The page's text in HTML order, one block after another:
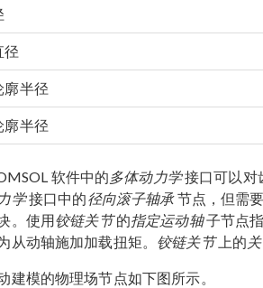
径
廓半径
廓半径
软件中的多体动力学接口可以对
学接口中的径向滚子轴承节点，但需
。使用铰链关节的指定运动轴子节点
从动轴施加加载扭矩。 铰链关节上的
建模的物理场节点如下图所示。